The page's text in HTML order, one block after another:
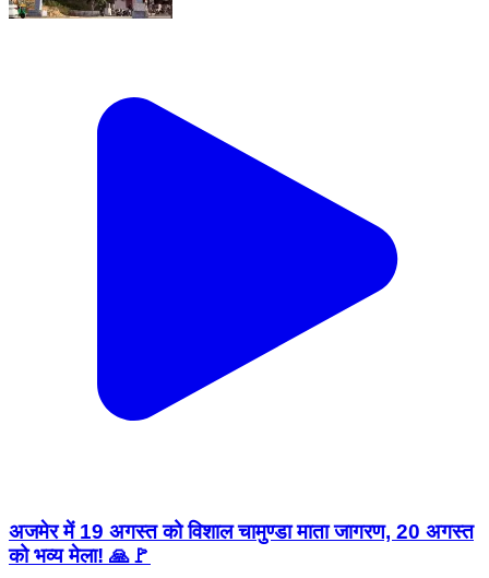
अजमेर में 19 अगस्त को विशाल चामुण्डा माता जागरण, 20 अगस्त
को भव्य मेला! 🙏🚩